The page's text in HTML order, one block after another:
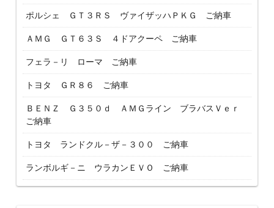
ポルシェ ＧＴ３ＲＳ ヴァイザッハＰＫＧ ご納車
ＡＭＧ ＧＴ６３Ｓ ４ドアクーペ ご納車
フェラ－リ ローマ ご納車
トヨタ ＧＲ８６ ご納車
ＢＥＮＺ Ｇ３５０ｄ ＡＭＧライン ブラバスＶｅｒ
ご納車
トヨタ ランドクル－ザ－３００ ご納車
ランボルギ－ニ ウラカンＥＶＯ ご納車